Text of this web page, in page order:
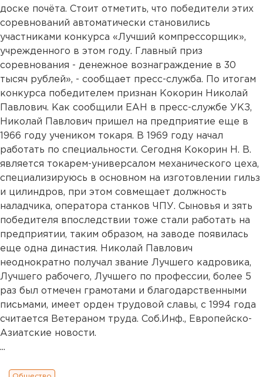
доске почёта. Стоит отметить, что победители этих
соревнований автоматически становились
участниками конкурса «Лучший компрессорщик»,
учрежденного в этом году. Главный приз
соревнования - денежное вознаграждение в 30
тысяч рублей», - сообщает пресс-служба. По итогам
конкурса победителем признан Кокорин Николай
Павлович. Как сообщили ЕАН в пресс-службе УКЗ,
Николай Павлович пришел на предприятие еще в
1966 году учеником токаря. В 1969 году начал
работать по специальности. Сегодня Кокорин Н. В.
является токарем-универсалом механического цеха,
специализируюсь в основном на изготовлении гильз
и цилиндров, при этом совмещает должность
наладчика, оператора станков ЧПУ. Сыновья и зять
победителя впоследствии тоже стали работать на
предприятии, таким образом, на заводе появилась
еще одна династия. Николай Павлович
неоднократно получал звание Лучшего кадровика,
Лучшего рабочего, Лучшего по профессии, более 5
раз был отмечен грамотами и благодарственными
письмами, имеет орден трудовой славы, с 1994 года
считается Ветераном труда. Соб.Инф., Европейско-
Азиатские новости.
...